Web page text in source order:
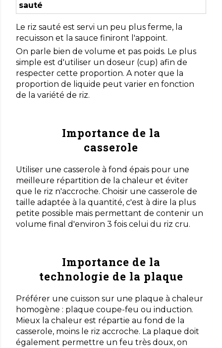
sauté
Le riz sauté est servi un peu plus ferme, la
recuisson et la sauce finiront l'appoint.
On parle bien de volume et pas poids. Le plus
simple est d'utiliser un doseur (cup) afin de
respecter cette proportion. A noter que la
proportion de liquide peut varier en fonction
de la variété de riz.
Importance de la
casserole
Utiliser une casserole à fond épais pour une
meilleure répartition de la chaleur et éviter
que le riz n'accroche. Choisir une casserole de
taille adaptée à la quantité, c'est à dire la plus
petite possible mais permettant de contenir un
volume final d'environ 3 fois celui du riz cru.
Importance de la
technologie de la plaque
Préférer une cuisson sur une plaque à chaleur
homogène : plaque coupe-feu ou induction.
Mieux la chaleur est répartie au fond de la
casserole, moins le riz accroche. La plaque doit
également permettre un feu très doux, on